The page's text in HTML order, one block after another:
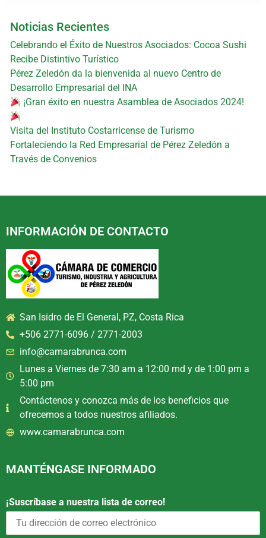
Noticias Recientes
Celebrando el Éxito de Nuestros Asociados: Cocoa Sushi
Recibe Distintivo Turístico
Pérez Zeledón da la bienvenida al nuevo Centro de
Desarrollo Empresarial del INA
¡Gran éxito en nuestra Asamblea de Asociados 2024!
Visita del Instituto Costarricense de Turismo
Fortaleciendo la Red Empresarial de Pérez Zeledón a
Través de Convenios
INFORMACIÓN DE CONTACTO
San Isidro de El General, PZ, Costa Rica
+506 2771-6096 / 2771-2003
info@camarabrunca.com
Lunes a Viernes de 7:30 am a 12:00 md y de 1:00 pm a
5:00 pm
Contáctenos y conozca más de los beneficios que
ofrecemos a todos nuestros afiliados.
www.camarabrunca.com
MANTÉNGASE INFORMADO
¡Suscríbase a nuestra lista de correo!